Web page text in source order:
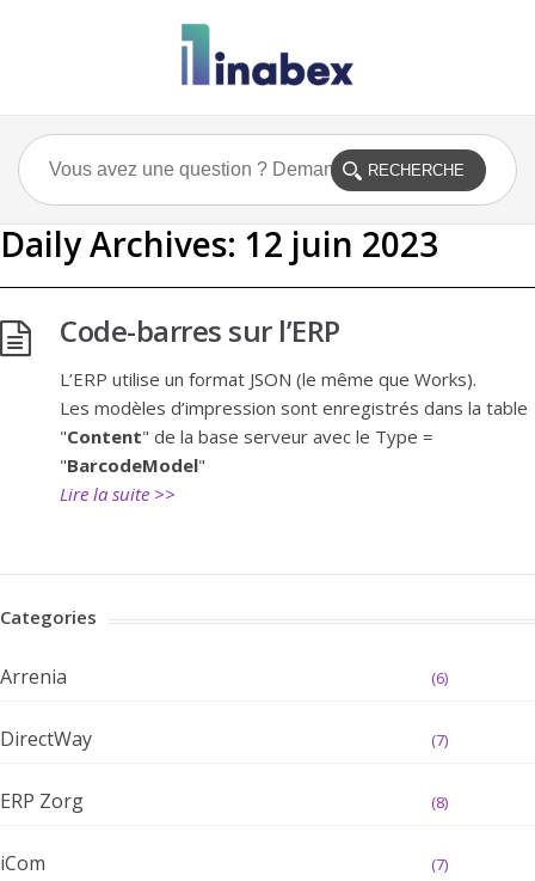
Daily Archives: 12 juin 2023
Code-barres sur l’ERP
L’ERP utilise un format JSON (le même que Works).
Les modèles d’impression sont enregistrés dans la table
"Content" de la base serveur avec le Type =
"BarcodeModel"
Lire la suite >>
Categories
Arrenia (6)
DirectWay (7)
ERP Zorg (8)
iCom (7)